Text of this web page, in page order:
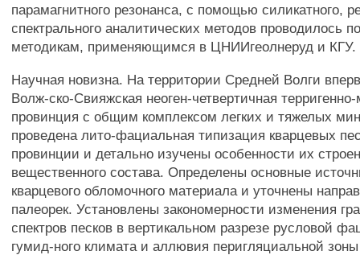
парамагнитного резонанса, с помощью силикатного,
спектрального аналитических методов проводилось
методикам, применяющимся в ЦНИИгеолнеруд и КГУ.
Научная новизна. На территории Средней Волги
Волж-ско-Свияжская неоген-четвертичная
провинция с общим комплексом легких и тяжелых
проведена лито-фациальная типизация кварцевых
провинции и детально изучены особенности их
вещественного состава. Определены основные
кварцевого обломочного материала и уточнены
палеорек. Установлены закономерности изменения
спектров песков в вертикальном разрезе русловой
гумид-ного климата и аллювия перигляциальной